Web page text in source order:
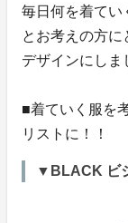
毎日何を着てい
とお考えの方
デザインにしま
■着ていく服を
リストに！！
▼BLACK ビ